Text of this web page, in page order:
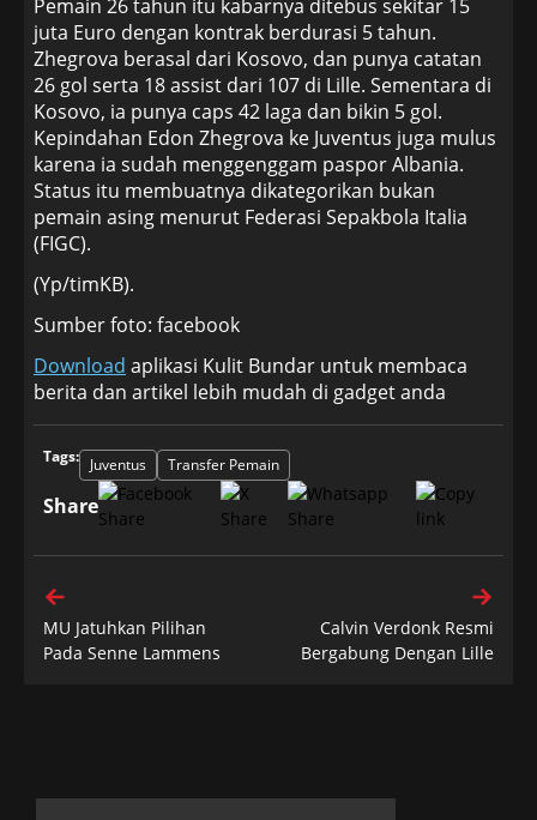
Pemain 26 tahun itu kabarnya ditebus sekitar 15
juta Euro dengan kontrak berdurasi 5 tahun.
Zhegrova berasal dari Kosovo, dan punya catatan
26 gol serta 18 assist dari 107 di Lille. Sementara di
Kosovo, ia punya caps 42 laga dan bikin 5 gol.
Kepindahan Edon Zhegrova ke Juventus juga mulus
karena ia sudah menggenggam paspor Albania.
Status itu membuatnya dikategorikan bukan
pemain asing menurut Federasi Sepakbola Italia
(FIGC).
(Yp/timKB).
Sumber foto: facebook
Download aplikasi Kulit Bundar untuk membaca
berita dan artikel lebih mudah di gadget anda
Tags: Juventus Transfer Pemain
Share
MU Jatuhkan Pilihan
Pada Senne Lammens
Calvin Verdonk Resmi
Bergabung Dengan Lille